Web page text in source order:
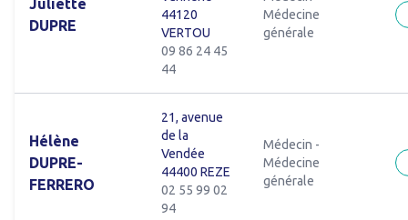
Juliette
DUPRE
44120
VERTOU
09 86 24 45
44
Médecine
générale
Hélène
DUPRE-
FERRERO
21, avenue
de la
Vendée
44400 REZE
02 55 99 02
94
Médecin -
Médecine
générale